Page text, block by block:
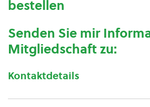
bestellen
Senden Sie mir
Mitgliedschaft zu:
Kontaktdetails